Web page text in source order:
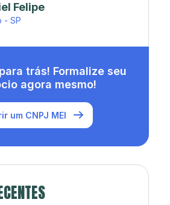
açaí e sorveteria
- RJ
trás! Formalize seu
agora mesmo!
um CNPJ MEI